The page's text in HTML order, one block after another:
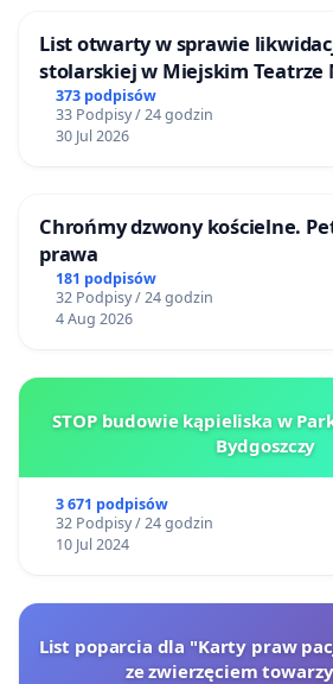
List otwarty w sprawie
stolarskiej w Miejskim
Gdańsku
373 podpisów
33 Podpisy / 24 godzin
30 Jul 2026
Chrońmy dzwony kościelne.
prawa
181 podpisów
32 Podpisy / 24 godzin
4 Aug 2026
STOP budowie kąpieliska w
Bydgoszczy
3 671 podpisów
32 Podpisy / 24 godzin
10 Jul 2024
List poparcia dla "Karty praw
ze zwierzęciem